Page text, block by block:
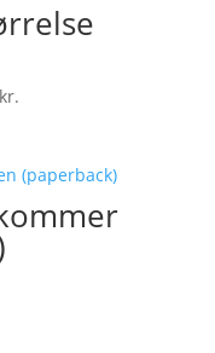
kr.Den
er:
150 kr..